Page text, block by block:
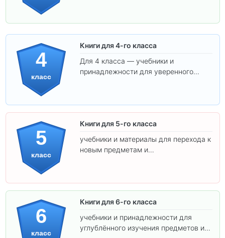
4
класс
Книги для 4-го класса
Для 4 класса — учебники и
принадлежности для уверенного
5
класс
Книги для 5-го класса
учебники и материалы для перехода к
новым предметам и
6
класс
Книги для 6-го класса
учебники и принадлежности для
углублённого изучения предметов и